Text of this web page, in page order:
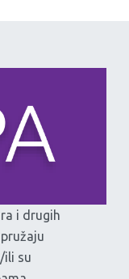
i drugih
ili su